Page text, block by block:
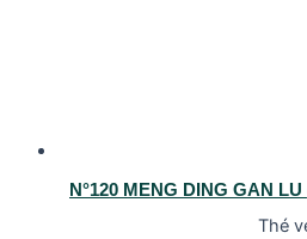
N°120 MENG DING GAN
Thé